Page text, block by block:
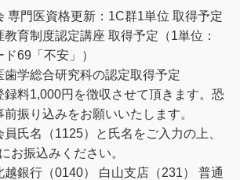
専門医資格更新：1C群1単位 取得予定
育制度認定講座 取得予定（1単位：
69「不安」）
歯学総合研究科の認定取得予定
録料1,000円を徴収させて頂きます。恐
振り込みをお願いいたします。
氏名（1125）と氏名をご入力の上、
お振込みください。
越銀行（0140） 白山支店（231） 普通